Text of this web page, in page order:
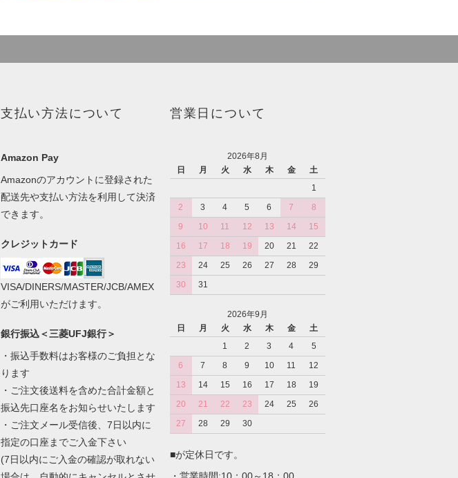
支払い方法について
Amazon Pay
Amazonのアカウントに登録された
配送先や支払い方法を利用して決済
できます。
クレジットカード
VISA/DINERS/MASTER/JCB/AMEX
がご利用いただけます。
銀行振込＜三菱UFJ銀行＞
・振込手数料はお客様のご負担とな
ります
・ご注文後送料を含めた合計金額と
振込先口座名をお知らせいたします
・ご注文メール受信後、7日以内に
指定の口座までご入金下さい
(7日以内にご入金の確認が取れない
営業日について
2026年8月
日
月 火 水 木 金
土
1
2
3 4 5 6 7
8
9
10 11 12 13 14
15
16
17 18 19 20 21
22
23
24 25 26 27 28
29
30
31
2026年9月
日
月 火 水 木 金
土
1
2 3 4
5
6
7 8 9 10 11
12
13
14 15 16 17 18
19
20
21 22 23 24 25
26
27
28 29 30
■が定休日です。
・営業時間:10：00～18：00